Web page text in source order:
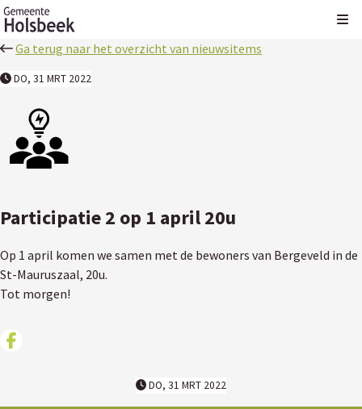
Ga terug naar het overzicht van nieuwsitems
DO, 31 MRT 2022
Participatie 2 op 1 april 20u
Op 1 april komen we samen met de bewoners van Bergeveld in de
St-Mauruszaal, 20u.
Tot morgen!
Deel op facebook
DO, 31 MRT 2022